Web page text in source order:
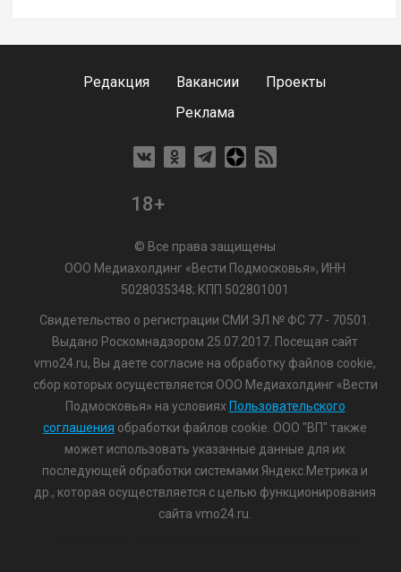
Редакция Вакансии
Проекты
Реклама
18+
© Все права защищены
ООО Медиахолдинг «Вести Подмосковья», ИНН
5028035348; КПП 502801001
Свидетельство о регистрации СМИ ЭЛ № ФС 77 - 70501.
Выдано Роскомнадзором 25.07.2017. Посещая сайт
vmo24.ru, Вы даете согласие на обработку файлов cookie,
сбор которых осуществляется ООО Медиахолдинг «Вести
Подмосковья» на условиях Пользовательского
соглашения обработки файлов cookie. ООО "ВП" также
может использовать указанные данные для их
последующей обработки системами Яндекс.Метрика и
др., которая осуществляется с целью функционирования
сайта vmo24.ru.